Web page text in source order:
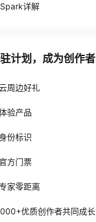
详解
计划，成为创作者
周边好礼
验产品
份标识
方门票
家零距离
优质创作者共同成长